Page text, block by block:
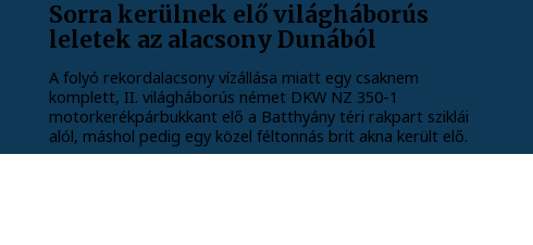
Sorra kerülnek elő világháborús
leletek az alacsony Dunából
A folyó rekordalacsony vízállása miatt egy csaknem
komplett, II. világháborús német DKW NZ 350-1
motorkerékpárbukkant elő a Batthyány téri rakpart sziklái
alól, máshol pedig egy közel féltonnás brit akna került elő.